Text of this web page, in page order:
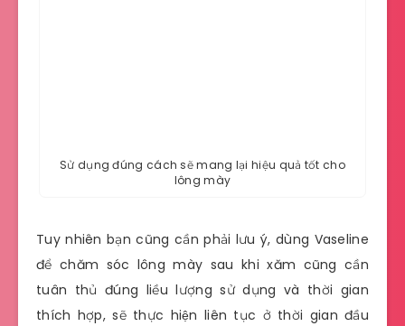
Sử dụng đúng cách sẽ mang lại hiệu quả tốt cho
lông mày
Tuy nhiên bạn cũng cần phải lưu ý, dùng Vaseline
để chăm sóc lông mày sau khi xăm cũng cần
tuân thủ đúng liều lượng sử dụng và thời gian
thích hợp, sẽ thực hiện liên tục ở thời gian đầu